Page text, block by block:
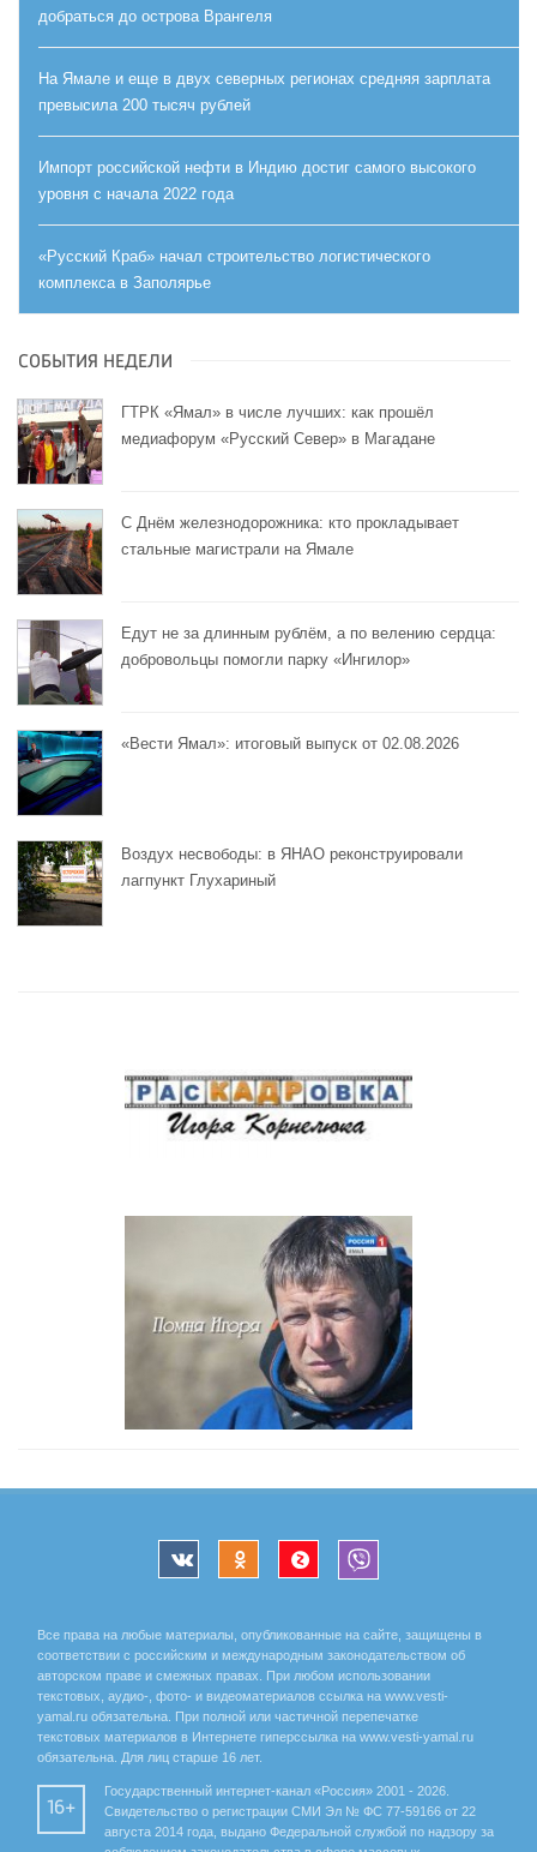
добраться до острова Врангеля
На Ямале и еще в двух северных регионах средняя зарплата
превысила 200 тысяч рублей
Импорт российской нефти в Индию достиг самого высокого
уровня с начала 2022 года
«Русский Краб» начал строительство логистического
комплекса в Заполярье
СОБЫТИЯ НЕДЕЛИ
ГТРК «Ямал» в числе лучших: как прошёл
медиафорум «Русский Север» в Магадане
С Днём железнодорожника: кто прокладывает
стальные магистрали на Ямале
Едут не за длинным рублём, а по велению сердца:
добровольцы помогли парку «Ингилор»
«Вести Ямал»: итоговый выпуск от 02.08.2026
Воздух несвободы: в ЯНАО реконструировали
лагпункт Глухариный
Все права на любые материалы, опубликованные на сайте, защищены в
соответствии с российским и международным законодательством об
авторском праве и смежных правах. При любом использовании
текстовых, аудио-, фото- и видеоматериалов ссылка на www.vesti-
yamal.ru обязательна. При полной или частичной перепечатке
текстовых материалов в Интернете гиперссылка на www.vesti-yamal.ru
обязательна. Для лиц старше 16 лет.
16+
Государственный интернет-канал «Россия» 2001 - 2026.
Свидетельство о регистрации СМИ Эл № ФС 77-59166 от 22
августа 2014 года, выдано Федеральной службой по надзору за